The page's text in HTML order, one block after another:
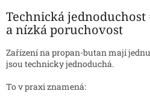
Technická
a nízká poruchovost
Zařízení na propan-butan mají
jsou technicky jednoduchá.
To v praxi znamená: